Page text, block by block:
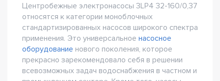
Центробежные электронасосы 3LP4 32-160/0,37
относятся к категории моноблочных
стандартизированных насосов широкого спектра
применения. Это универсальное насосное
оборудование нового поколения, которое
прекрасно зарекомендовало себя в решении
всевозможных задач водоснабжения в частном и